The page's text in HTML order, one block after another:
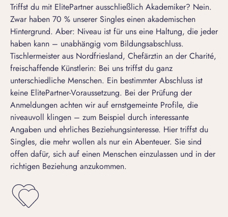
Triffst du mit ElitePartner ausschließlich Akademiker? Nein.
Zwar haben 70 % unserer Singles einen akademischen
Hintergrund. Aber: Niveau ist für uns eine Haltung, die jeder
haben kann – unabhängig vom Bildungsabschluss.
Tischlermeister aus Nordfriesland, Chefärztin an der Charité,
freischaffende Künstlerin: Bei uns triffst du ganz
unterschiedliche Menschen. Ein bestimmter Abschluss ist
keine ElitePartner-Voraussetzung. Bei der Prüfung der
Anmeldungen achten wir auf ernstgemeinte Profile, die
niveauvoll klingen – zum Beispiel durch interessante
Angaben und ehrliches Beziehungsinteresse. Hier triffst du
Singles, die mehr wollen als nur ein Abenteuer. Sie sind
offen dafür, sich auf einen Menschen einzulassen und in der
richtigen Beziehung anzukommen.